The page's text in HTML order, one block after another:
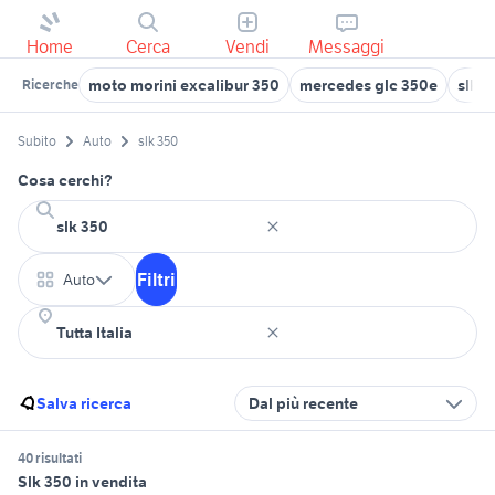
Home Cerca Vendi Messaggi
Ricerche moto morini excalibur 350 mercedes glc 350e slk
Subito Auto slk 350
Cosa cerchi?
Auto Filtri
Salva ricerca Dal più recente
40 risultati
Slk 350 in vendita